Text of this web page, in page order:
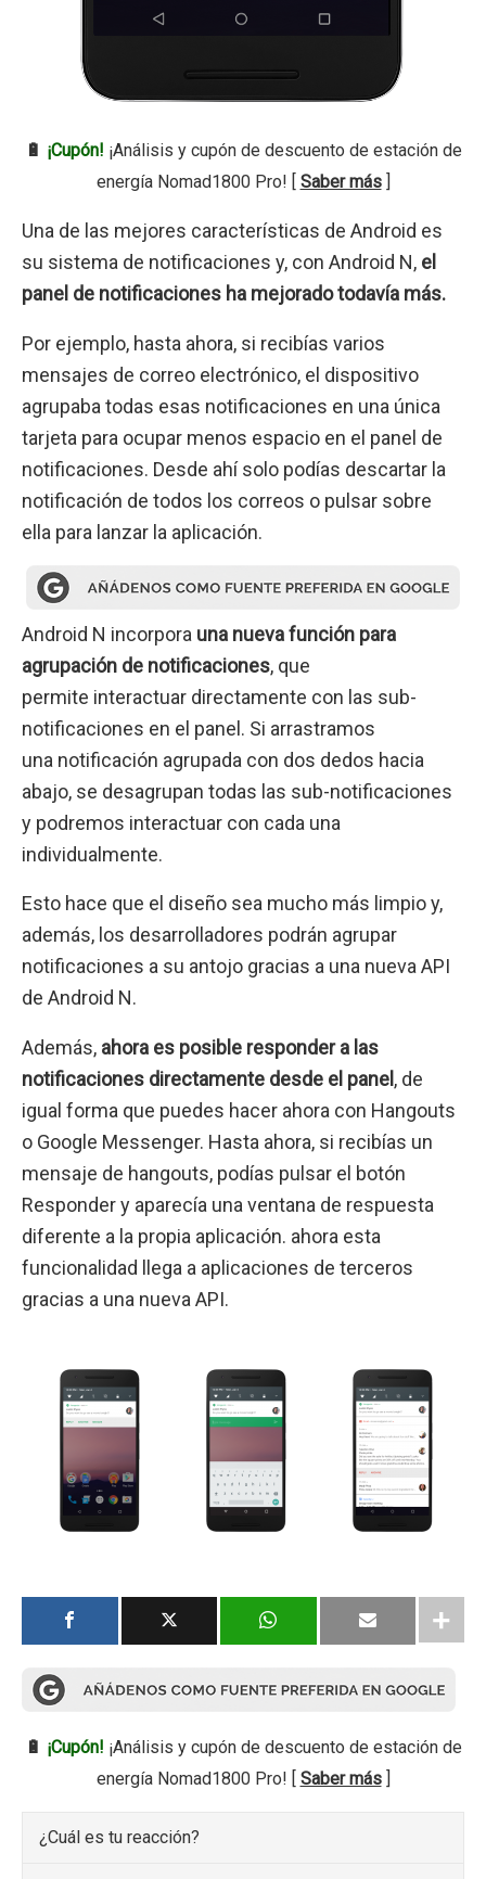
🔋 ¡Cupón! ¡Análisis y cupón de descuento de estación de
energía Nomad1800 Pro! [ Saber más]
Una de las mejores características de Android es
su sistema de notificaciones y, con Android N, el
panel de notificaciones ha mejorado todavía más.
Por ejemplo, hasta ahora, si recibías varios
mensajes de correo electrónico, el dispositivo
agrupaba todas esas notificaciones en una única
tarjeta para ocupar menos espacio en el panel de
notificaciones. Desde ahí solo podías descartar la
notificación de todos los correos o pulsar sobre
ella para lanzar la aplicación.
Android N incorpora una nueva función para
agrupación de notificaciones, que
permite interactuar directamente con las sub-
notificaciones en el panel. Si arrastramos
una notificación agrupada con dos dedos hacia
abajo, se desagrupan todas las sub-notificaciones
y podremos interactuar con cada una
individualmente.
Esto hace que el diseño sea mucho más limpio y,
además, los desarrolladores podrán agrupar
notificaciones a su antojo gracias a una nueva API
de Android N.
Además, ahora es posible responder a las
notificaciones directamente desde el panel, de
igual forma que puedes hacer ahora con Hangouts
o Google Messenger. Hasta ahora, si recibías un
mensaje de hangouts, podías pulsar el botón
Responder y aparecía una ventana de respuesta
diferente a la propia aplicación. ahora esta
funcionalidad llega a aplicaciones de terceros
gracias a una nueva API.
🔋 ¡Cupón! ¡Análisis y cupón de descuento de estación de
energía Nomad1800 Pro! [ Saber más]
¿Cuál es tu reacción?